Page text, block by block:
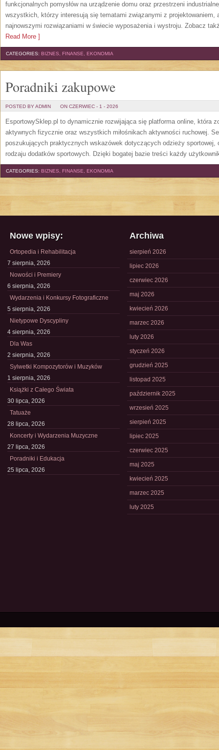
funkcjonalnych pomysłów na urządzenie domu oraz przestrzeni
wszystkich, którzy interesują się tematami związanymi z projektowaniem,
najnowszymi rozwiązaniami w świecie wyposażenia i wystroju. Zobacz
Read More ]
CATEGORIES: BIZNES, FINANSE, EKONOMIA
Poradniki zakupowe
POSTED BY ADMIN ON CZERWIEC - 1 - 2026
EsportowySklep.pl to dynamicznie rozwijająca się platforma online, która
aktywnych fizycznie oraz wszystkich miłośnikach aktywności ruchowej.
poszukujących praktycznych wskazówek dotyczących odzieży sportowej,
rodzaju dodatków sportowych. Dzięki bogatej bazie treści każdy
CATEGORIES: BIZNES, FINANSE, EKONOMIA
Nowe wpisy:
Ortopedia i Rehabilitacja
7 sierpnia, 2026
Nowości i Premiery
6 sierpnia, 2026
Wydarzenia i Konkursy Fotograficzne
5 sierpnia, 2026
Nietypowe Dyscypliny
4 sierpnia, 2026
Dla Was
2 sierpnia, 2026
Sylwetki Kompozytorów i Muzyków
1 sierpnia, 2026
Książki z Całego Świata
30 lipca, 2026
Tatuaże
28 lipca, 2026
Koncerty i Wydarzenia Muzyczne
27 lipca, 2026
Poradniki i Edukacja
25 lipca, 2026
Archiwa
sierpień 2026
lipiec 2026
czerwiec 2026
maj 2026
kwiecień 2026
marzec 2026
luty 2026
styczeń 2026
grudzień 2025
listopad 2025
październik 2025
wrzesień 2025
sierpień 2025
lipiec 2025
czerwiec 2025
maj 2025
kwiecień 2025
marzec 2025
luty 2025